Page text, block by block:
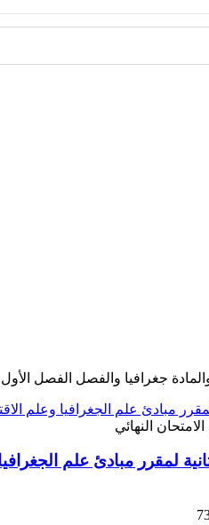
جغرافيا والفصل الفصل الأول
الامتحان النهائي
لمقرر مبادئ علم